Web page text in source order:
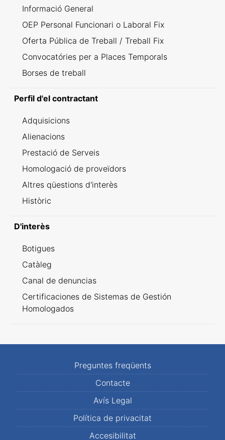
Informació General
OEP Personal Funcionari o Laboral Fix
Oferta Pública de Treball / Treball Fix
Convocatóries per a Places Temporals
Borses de treball
Perfil d'el contractant
Adquisicions
Alienacions
Prestació de Serveis
Homologació de proveïdors
Altres qüestions d'interès
Històric
D'interès
Botigues
Catàleg
Canal de denuncias
Certificaciones de Sistemas de Gestión
Homologados
Preguntes freqüents
Contacte
Avís Legal
Política de privacitat
Accesibilitat